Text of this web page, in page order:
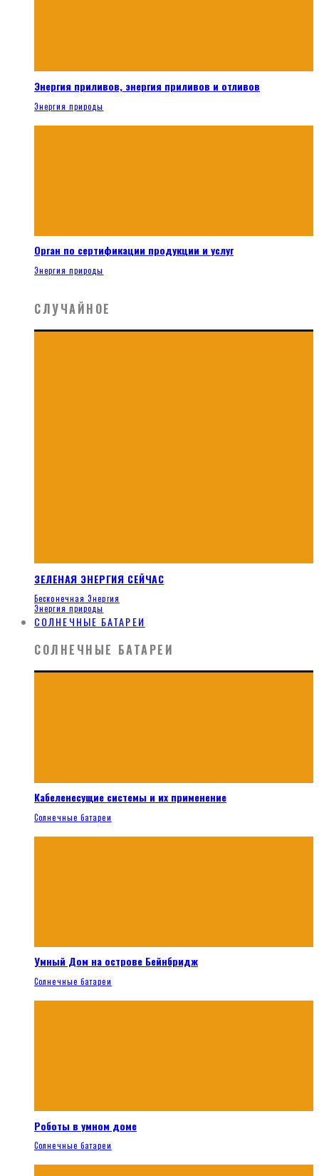
Энергия приливов, энергия приливов и отливов
Энергия природы
Орган по сертификации продукции и услуг
Энергия природы
СЛУЧАЙНОЕ
ЗЕЛЕНАЯ ЭНЕРГИЯ СЕЙЧАС
Бесконечная Энергия
Энергия природы
СОЛНЕЧНЫЕ БАТАРЕИ
СОЛНЕЧНЫЕ БАТАРЕИ
Кабеленесущие системы и их применение
Солнечные батареи
Умный Дом на острове Бейнбридж
Солнечные батареи
Роботы в умном доме
Солнечные батареи